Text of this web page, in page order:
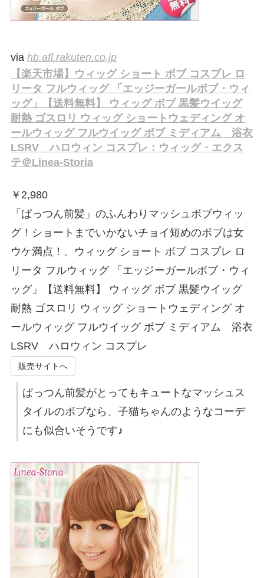
via hb.afl.rakuten.co.jp
【楽天市場】ウィッグ ショート ボブ コスプレ ロ
リータ フルウィッグ 「エッジーガールボブ・ウィ
ッグ」【送料無料】 ウィッグ ボブ 黒髪ウイッグ
耐熱 ゴスロリ ウィッグ ショートウェディング オ
ールウィッグ フルウイッグ ボブ ミディアム 浴衣
LSRV ハロウィン コスプレ：ウィッグ・エクス
テ＠Linea-Storia
￥ 2,980
「ぱっつん前髪」のふんわりマッシュボブウィッ
グ！ショートまでいかないチョイ短めのボブは女
ウケ満点！。ウィッグ ショート ボブ コスプレ ロ
リータ フルウィッグ 「エッジーガールボブ・ウィ
ッグ」【送料無料】 ウィッグ ボブ 黒髪ウイッグ
耐熱 ゴスロリ ウィッグ ショートウェディング オ
ールウィッグ フルウイッグ ボブ ミディアム 浴衣
LSRV ハロウィン コスプレ
販売サイトへ
ぱっつん前髪がとってもキュートなマッシュス
タイルのボブなら、子猫ちゃんのようなコーデ
にも似合いそうです♪